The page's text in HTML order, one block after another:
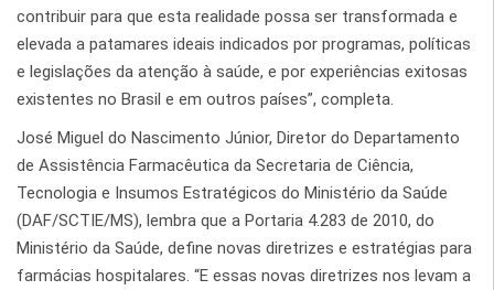
contribuir para que esta realidade possa ser transformada e
elevada a patamares ideais indicados por programas, políticas
e legislações da atenção à saúde, e por experiências exitosas
existentes no Brasil e em outros países”, completa.
José Miguel do Nascimento Júnior, Diretor do Departamento
de Assistência Farmacêutica da Secretaria de Ciência,
Tecnologia e Insumos Estratégicos do Ministério da Saúde
(DAF/SCTIE/MS), lembra que a Portaria 4.283 de 2010, do
Ministério da Saúde, define novas diretrizes e estratégias para
farmácias hospitalares. “E essas novas diretrizes nos levam a